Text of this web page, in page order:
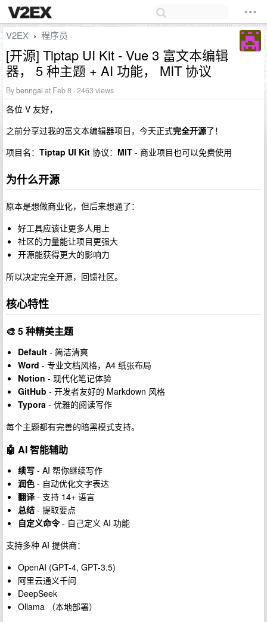
V2EX › 程序员
[开源] Tiptap UI Kit - Vue 3 富文本编辑
器， 5 种主题 + AI 功能， MIT 协议
Bybenngai at Feb 8 · 2463 views
各位 V 友好，
之前分享过我的富文本编辑器项目，今天正式完全开源了！
项目名： Tiptap UI Kit 协议： MIT - 商业项目也可以免费使用
为什么开源
原本是想做商业化，但后来想通了：
好工具应该让更多人用上
社区的力量能让项目更强大
开源能获得更大的影响力
所以决定完全开源，回馈社区。
核心特性
🎨 5 种精美主题
Default - 简洁清爽
Word - 专业文档风格，A4 纸张布局
Notion - 现代化笔记体验
GitHub - 开发者友好的 Markdown 风格
Typora - 优雅的阅读写作
每个主题都有完善的暗黑模式支持。
🤖 AI 智能辅助
续写 - AI 帮你继续写作
润色 - 自动优化文字表达
翻译- 支持 14+ 语言
总结 - 提取要点
自定义命令- 自己定义 AI 功能
支持多种 AI 提供商：
OpenAI (GPT-4, GPT-3.5)
阿里云通义千问
DeepSeek
Ollama （本地部署）